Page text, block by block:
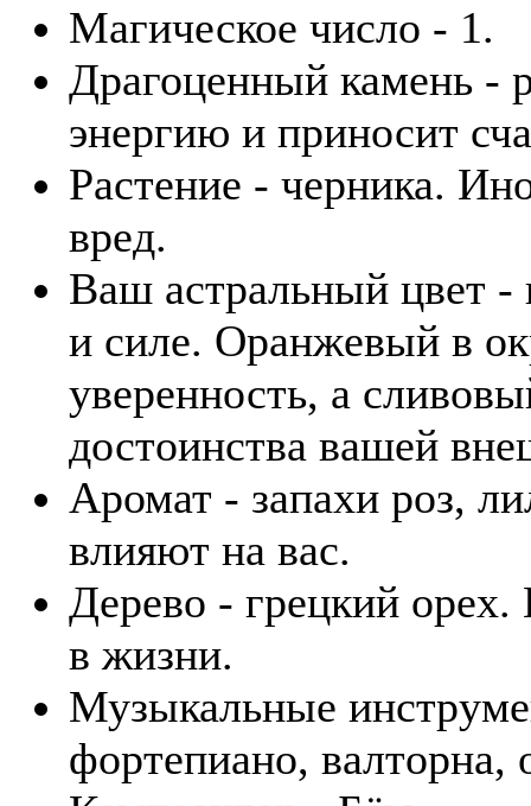
Магическое число - 1.
Драгоценный камень -
энергию и приносит
Растение - черника.
вред.
Ваш астральный цвет -
и силе. Оранжевый в
уверенность, а
достоинства вашей
Аромат - запахи роз,
влияют на вас.
Дерево - грецкий
в жизни.
Музыкальные
фортепиано, валторна,